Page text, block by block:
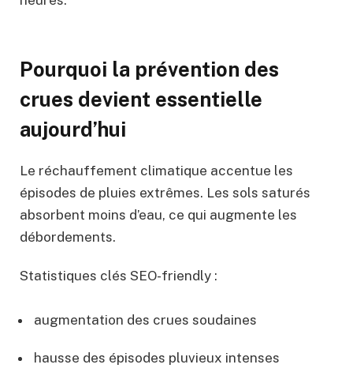
Pourquoi la prévention des
crues devient essentielle
aujourd’hui
Le réchauffement climatique accentue les
épisodes de pluies extrêmes. Les sols saturés
absorbent moins d’eau, ce qui augmente les
débordements.
Statistiques clés SEO-friendly :
augmentation des crues soudaines
hausse des épisodes pluvieux intenses